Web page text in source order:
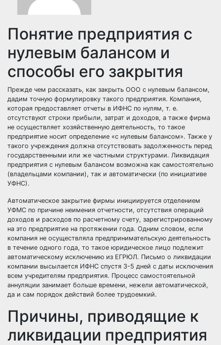
Понятие предприятия с
нулевым балансом и
способы его закрытия
Прежде чем рассказать, как закрыть ООО с нулевым балансом,
дадим точную формулировку такого предприятия. Компания,
которая предоставляет отчеты в ИФНС по нулям, т. е.
отсутствуют строки прибыли, затрат и доходов, а также фирма
не осуществляет хозяйственную деятельность, то такое
предприятие носит определение «с нулевым балансом». Также у
такого учреждения должна отсутствовать задолженность перед
государственными или же частными структурами. Ликвидация
предприятия с нулевым балансом возможна как самостоятельно
(владельцами компании), так и автоматически (по инициативе
УФНС).
Автоматическое закрытие фирмы инициируется отделением
УФМС по причине неимения отчетности, отсутствия операций
доходов и расходов по расчетному счету, зарегистрированному
на это предприятие на протяжении года. Одним словом, если
компания не осуществляла предпринимательскую деятельность
в течение одного года, то такое юридическое лицо подлежит
автоматическому исключению из ЕГРЮЛ. Письмо о ликвидации
компании высылается ИФНС спустя 3-5 дней с даты исключения
всем учредителям предприятия. Процесс самостоятельной
аннуляции занимает больше времени, нежели автоматической,
да и сам порядок действий более трудоемкий.
Причины, приводящие к
ликвидации предприятия